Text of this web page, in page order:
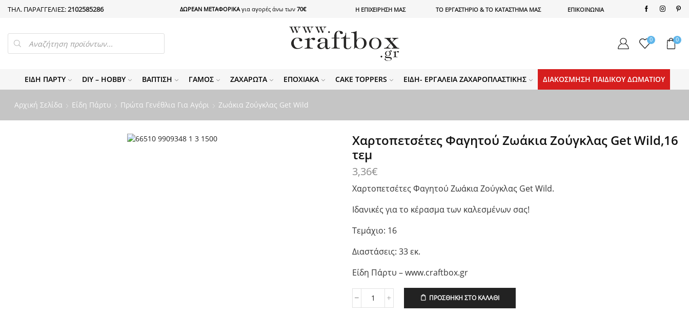
ΤΗΛ. ΠΑΡΑΓΓΕΛΙΕΣ:2102585286 ΔΩΡΕΑΝ ΜΕΤΑΦΟΡΙΚΑ για αγορές άνω των 70€ Η ΕΠΙΧΕΙΡΗΣΗ ΜΑΣ ΤΟ ΕΡΓΑΣΤΗΡΙΟ & ΤΟ ΚΑΤΑΣΤΗΜΑ ΜΑΣ ΕΠΙΚΟΙΝΩΝΙΑ
PRODUCTS
SEARCH 0 0
ΕΊΔΗ ΠΆΡΤΥ DIY – HOBBY ΒΆΠΤΙΣΗ ΓΆΜΟΣ ΖΑΧΑΡΩΤΆ ΕΠΟΧΙΑΚΆ CAKE TOPPERS ΕΊΔΗ- ΕΡΓΑΛΕΊΑ ΖΑΧΑΡΟΠΛΑΣΤΙΚΉΣ ΔΙΑΚΌΣΜΗΣΗ ΠΑΙΔΙΚΟΎ ΔΩΜΑΤΊΟΥ
Αρχική Σελίδα Είδη Πάρτυ Πρώτα Γενέθλια Για Αγόρι Ζωάκια Ζούγκλας Get Wild
Χαρτοπετσέτες Φαγητού Ζωάκια Ζούγκλας Get Wild,16
τεμ
3,36€
Χαρτοπετσέτες Φαγητού Ζωάκια Ζούγκλας Get Wild.
Ιδανικές για το κέρασμα των καλεσμένων σας!
Τεμάχιο: 16
Διαστάσεις: 33 εκ.
Είδη Πάρτυ – www.craftbox.gr
Χαρτοπετσέτες
ΠΡΟΣΘΉΚΗ ΣΤΟ ΚΑΛΆΘΙ